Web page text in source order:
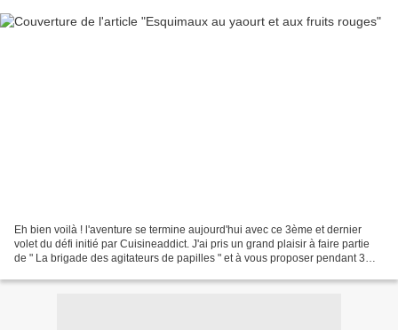
Eh bien voilà ! l'aventure se termine aujourd'hui avec ce 3ème et dernier
volet du défi initié par Cuisineaddict. J'ai pris un grand plaisir à faire partie
de " La brigade des agitateurs de papilles " et à vous proposer pendant 3